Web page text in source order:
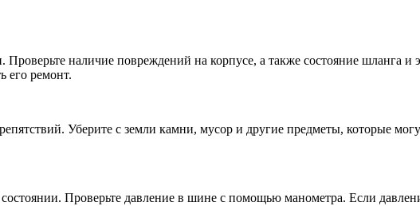
наличие повреждений на корпусе, а также состояние шланга и
его ремонт.
Уберите с земли камни, мусор и другие предметы, которые
Проверьте давление в шине с помощью манометра. Если